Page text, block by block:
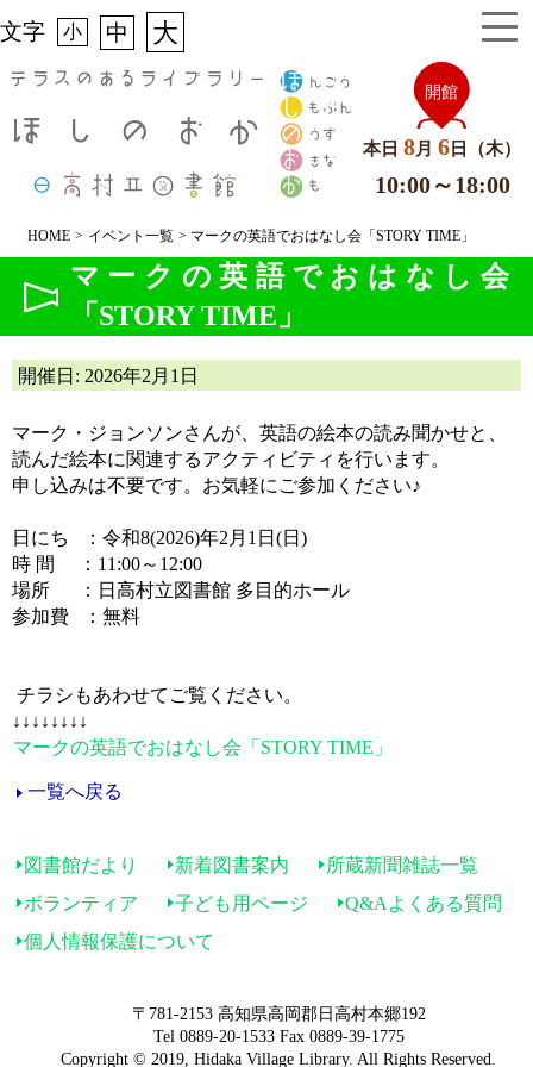
本日 8月 6 日（木）
10:00～18:00
文字 小 中 大
HOME > イベント一覧 > マークの英語でおはなし会「STORY TIME」
マークの英語でおはなし会
「STORY TIME」
開催日: 2026年2月1日
マーク・ジョンソンさんが、英語の絵本の読み聞かせと、
読んだ絵本に関連するアクティビティを行います。
申し込みは不要です。お気軽にご参加ください♪
日にち ：令和8(2026)年2月1日(日)
時 間 ：11:00～12:00
場所 ：日高村立図書館 多目的ホール
参加費 ：無料
チラシもあわせてご覧ください。
↓↓↓↓↓↓↓↓
マークの英語でおはなし会「STORY TIME」
一覧へ戻る
図書館だより 新着図書案内
所蔵新聞雑誌一覧
ボランティア
子ども用ページ
Q&Aよくある質問
個人情報保護について
〒781-2153 高知県高岡郡日高村本郷192
Tel 0889-20-1533 Fax 0889-39-1775
Copyright © 2019, Hidaka Village Library. All Rights Reserved.